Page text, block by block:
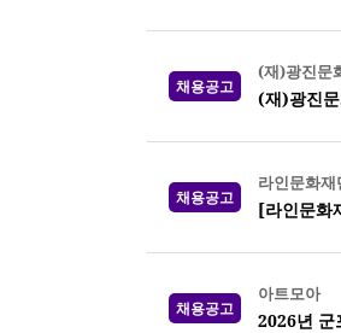
채용공고
(재)광진문
(재)광진
채용공고
라인문화재
[라인문화
채용공고
아트모아
2026년 군